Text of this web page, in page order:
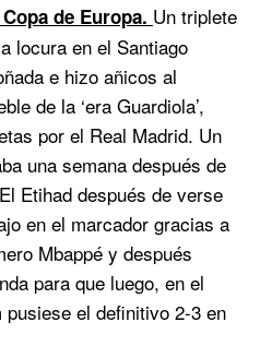
de Europa. Un triplete
locura en el Santiago
e hizo añicos al
de la ‘era Guardiola’,
por el Real Madrid. Un
una semana después de
Etihad después de verse
en el marcador gracias a
Mbappé y después
para que luego, en el
el definitivo 2-3 en